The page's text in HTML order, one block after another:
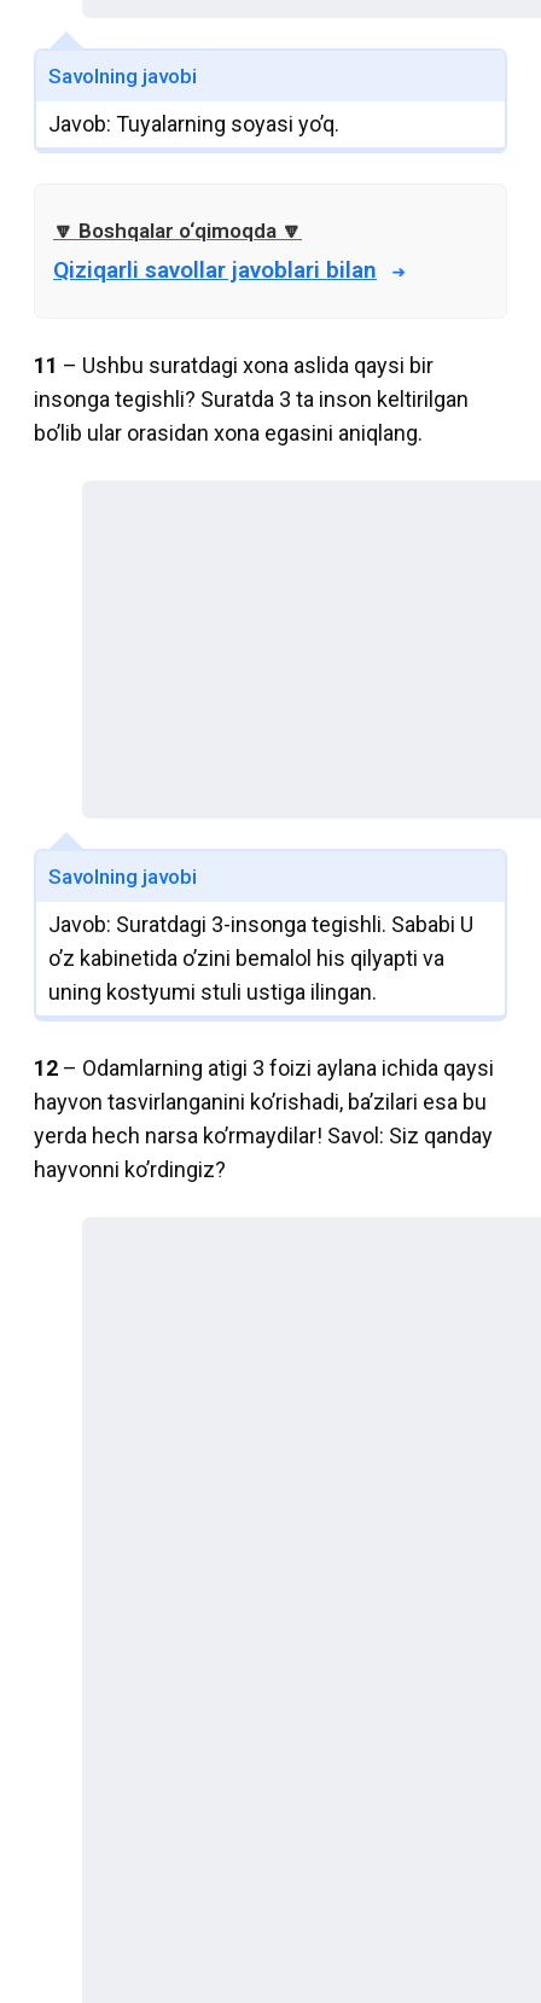
Savolning javobi
Javob: Tuyalarning soyasi yo’q.
Qiziqarli savollar javoblari bilan
11 – Ushbu suratdagi xona aslida qaysi bir
insonga tegishli? Suratda 3 ta inson keltirilgan
bo’lib ular orasidan xona egasini aniqlang.
Savolning javobi
Javob: Suratdagi 3-insonga tegishli. Sababi U
o’z kabinetida o’zini bemalol his qilyapti va
uning kostyumi stuli ustiga ilingan.
12 – Odamlarning atigi 3 foizi aylana ichida qaysi
hayvon tasvirlanganini ko’rishadi, ba’zilari esa bu
yerda hech narsa ko’rmaydilar! Savol: Siz qanday
hayvonni ko’rdingiz?